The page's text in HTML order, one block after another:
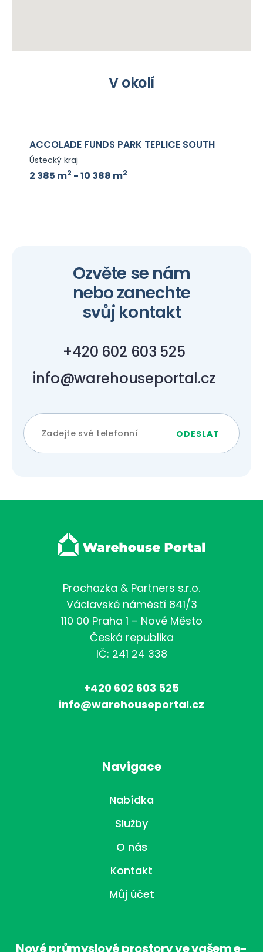
V okolí
ACCOLADE FUNDS PARK TEPLICE SOUTH
Ústecký kraj
2 385 m2 - 10 388 m2
Ozvěte se nám
nebo zanechte
svůj kontakt
+420 602 603 525
info@warehouseportal.cz
Prochazka & Partners s.r.o.
Václavské náměstí 841/3
110 00 Praha 1 – Nové Město
Česká republika
IČ: 241 24 338
+420 602 603 525
info@warehouseportal.cz
Navigace
Nabídka
Služby
O nás
Kontakt
Můj účet